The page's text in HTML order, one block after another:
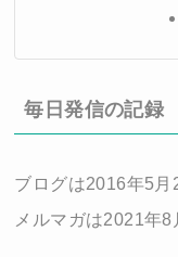
毎日発信の記録
ブログは2016年5月
メルマガは2021年8